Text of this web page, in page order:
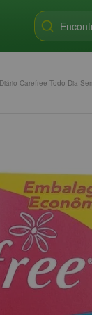
Carefree Todo Dia